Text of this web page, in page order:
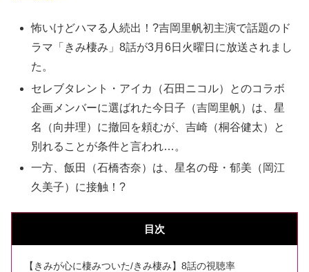
怖いけどハマる人続出！?吉岡里帆初主演で話題のド
ラマ「きみ棲み」8話が3月6日火曜日に放送されまし
た。
セレブタレント・アイカ（石田ニコル）とのコラボ
企画メンバーに選ばれた今日子（吉岡里帆）は、星
名（向井理）に撤回を頼むが、吉崎（桐谷健太）と
別れることが条件と言われ…。
一方、飯田（石橋杏奈）は、星名の母・郁美（岡江
久美子）に接触！?
目次
【きみが心に棲みついた/きみ棲み】8話の視聴率